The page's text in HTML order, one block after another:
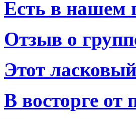
Есть в нашем
Отзыв о
Этот
В восторге от